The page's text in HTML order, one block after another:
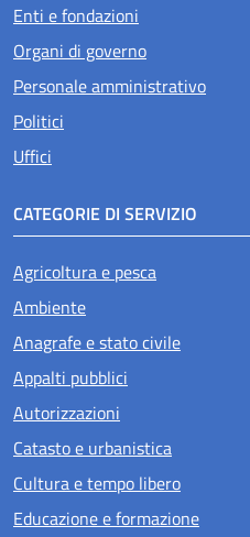
Enti e fondazioni
Organi di governo
Personale amministrativo
Politici
Uffici
CATEGORIE DI SERVIZIO
Agricoltura e pesca
Ambiente
Anagrafe e stato civile
Appalti pubblici
Autorizzazioni
Catasto e urbanistica
Cultura e tempo libero
Educazione e formazione